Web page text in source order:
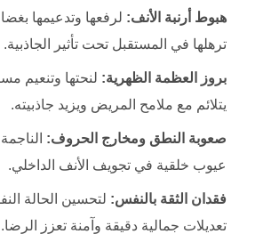
هبوط أرنبة الأنف: لرفعها وتدعيمها
ترهلها في المستقبل تحت تأثير الجاذبية.
بروز العظمة الظهرية: لنحتها وتنعيم
يتلائم مع ملامح المريض ويزيد جاذبيته.
صعوبة النطق ومخارج الحروف:
عيوب خلقية في تجويف الأنف الداخلي.
فقدان الثقة بالنفس: لتحسين الحالة
تعديلات جمالية دقيقة وآمنة تعزز الرضا.